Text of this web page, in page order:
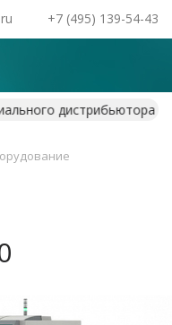
+7 (495) 139-54-43